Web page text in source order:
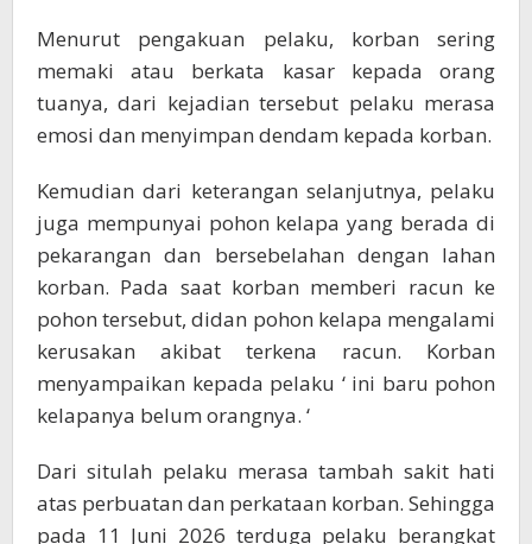
Menurut pengakuan pelaku, korban sering
memaki atau berkata kasar kepada orang
tuanya, dari kejadian tersebut pelaku merasa
emosi dan menyimpan dendam kepada korban.
Kemudian dari keterangan selanjutnya, pelaku
juga mempunyai pohon kelapa yang berada di
pekarangan dan bersebelahan dengan lahan
korban. Pada saat korban memberi racun ke
pohon tersebut, didan pohon kelapa mengalami
kerusakan akibat terkena racun. Korban
menyampaikan kepada pelaku ‘ ini baru pohon
kelapanya belum orangnya. ‘
Dari situlah pelaku merasa tambah sakit hati
atas perbuatan dan perkataan korban. Sehingga
pada 11 Juni 2026 terduga pelaku berangkat